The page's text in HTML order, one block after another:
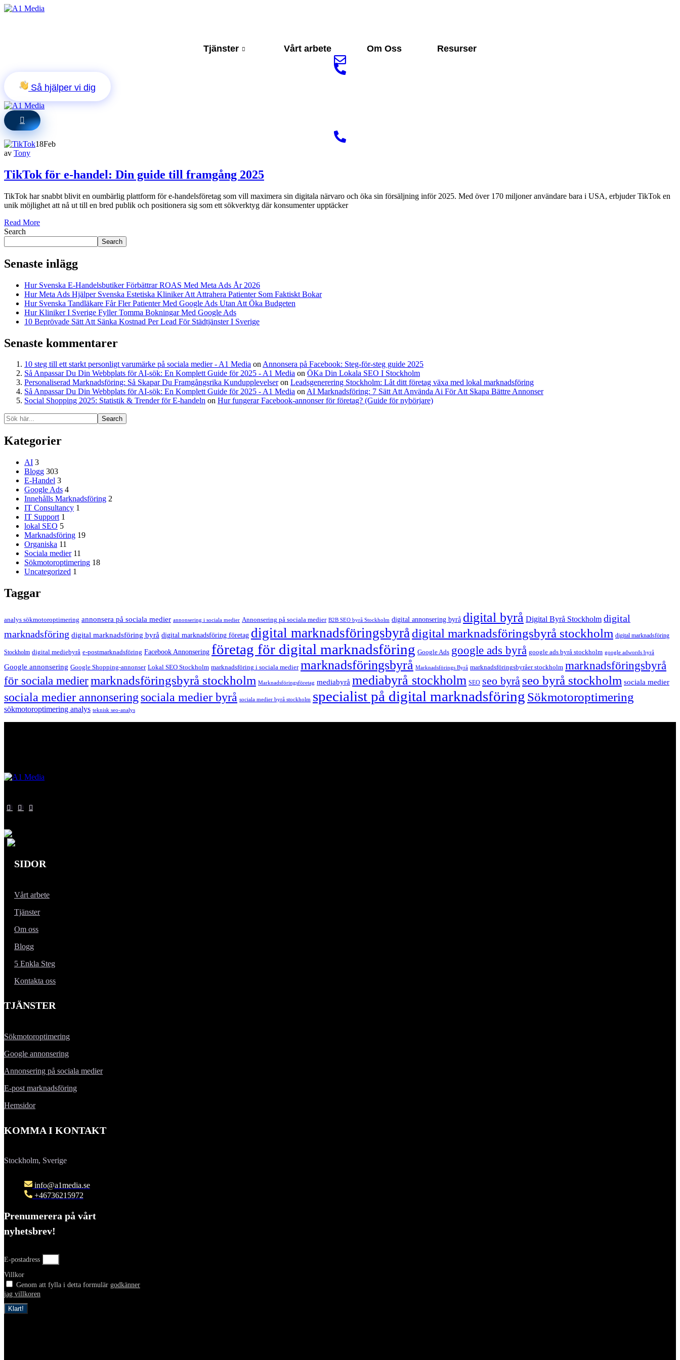
Tjänster Vårt arbete Om Oss Resurser
Så hjälper vi dig
18Feb
av Tony
TikTok för e-handel: Din guide till framgång 2025
TikTok har snabbt blivit en oumbärlig plattform för e-handelsföretag som vill maximera sin digitala närvaro och öka sin försäljning inför 2025. Med över 170 miljoner användare bara i USA, erbjuder TikTok en
unik möjlighet att nå ut till en bred publik och positionera sig som ett sökverktyg där konsumenter upptäcker
Read More
Search
Search
Senaste inlägg
Hur Svenska E-Handelsbutiker Förbättrar ROAS Med Meta Ads År 2026
Hur Meta Ads Hjälper Svenska Estetiska Kliniker Att Attrahera Patienter Som Faktiskt Bokar
Hur Svenska Tandläkare Får Fler Patienter Med Google Ads Utan Att Öka Budgeten
Hur Kliniker I Sverige Fyller Tomma Bokningar Med Google Ads
10 Beprövade Sätt Att Sänka Kostnad Per Lead För Städtjänster I Sverige
Senaste kommentarer
10 steg till ett starkt personligt varumärke på sociala medier - A1 Media onAnnonsera på Facebook: Steg-för-steg guide 2025
Så Anpassar Du Din Webbplats för AI-sök: En Komplett Guide för 2025 - A1 Media on ÖKa Din Lokala SEO I Stockholm
Personaliserad Marknadsföring: Så Skapar Du Framgångsrika Kundupplevelseron Leadsgenerering Stockholm: Låt ditt företag växa med lokal marknadsföring
Så Anpassar Du Din Webbplats för AI-sök: En Komplett Guide för 2025 - A1 Media onAI Marknadsföring: 7 Sätt Att Använda Ai För Att Skapa Bättre Annonser
Social Shopping 2025: Statistik & Trender för E-handeln on Hur fungerar Facebook-annonser för företag? (Guide för nybörjare)
Search
Kategorier
AI 3
Blogg 303
E-Handel 3
Google Ads 4
Innehålls Marknadsföring 2
IT Consultancy 1
IT Support 1
lokal SEO 5
Marknadsföring 19
Organiska 11
Sociala medier 11
Sökmotoroptimering 18
Uncategorized 1
Taggar
analys sökmotoroptimering annonsera på sociala medier annonsering i sociala medier Annonsering på sociala medier B2B SEO byrå Stockholm digital annonsering byrå digital byrå Digital Byrå Stockholm digital
marknadsföring digital marknadsföring byrå digital marknadsföring företag digital marknadsföringsbyrådigital marknadsföringsbyrå stockholm digital marknadsföring
Stockholm digital mediebyrå e-postmarknadsföring Facebook Annonsering företag för digital marknadsföring Google Ads google ads byrå google ads byrå stockholm google adwords byrå
Google annonsering Google Shopping-annonser Lokal SEO Stockholm marknadsföring i sociala medier marknadsföringsbyrå Marknadsförings Byrå marknadsföringsbyråer stockholm marknadsföringsbyrå
för sociala mediermarknadsföringsbyrå stockholm Marknadsföringsföretag mediabyrå mediabyrå stockholm SEO seo byrå seo byrå stockholm sociala medier
sociala medier annonsering sociala medier byrå sociala medier byrå stockholm specialist på digital marknadsföring Sökmotoroptimering
sökmotoroptimering analys teknisk seo-analys
SIDOR
Vårt arbete
Tjänster
Om oss
Blogg
5 Enkla Steg
Kontakta oss
TJÄNSTER
Sökmotoroptimering
Google annonsering
Annonsering på sociala medier
E-post marknadsföring
Hemsidor
KOMMA I KONTAKT
Stockholm, Sverige
info@a1media.se
+46736215972
Prenumerera på vårt
nyhetsbrev!
E-postadress
Villkor
Genom att fylla i detta formulär godkänner
jag villkoren
Klart!